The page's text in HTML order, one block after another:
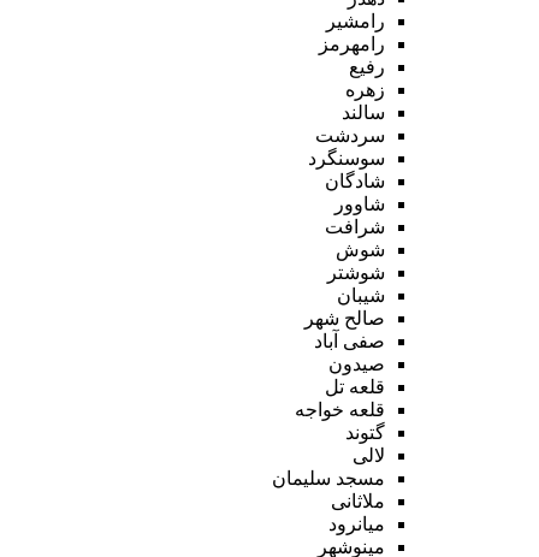
رامشیر
رامهرمز
رفیع
زهره
سالند
سردشت
سوسنگرد
شادگان
شاوور
شرافت
شوش
شوشتر
شیبان
صالح شهر
صفی آباد
صیدون
قلعه تل
قلعه خواجه
گتوند
لالی
مسجد سلیمان
ملاثانی
میانرود
مینوشهر